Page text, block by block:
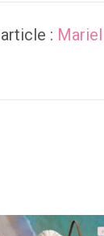
: Mariel